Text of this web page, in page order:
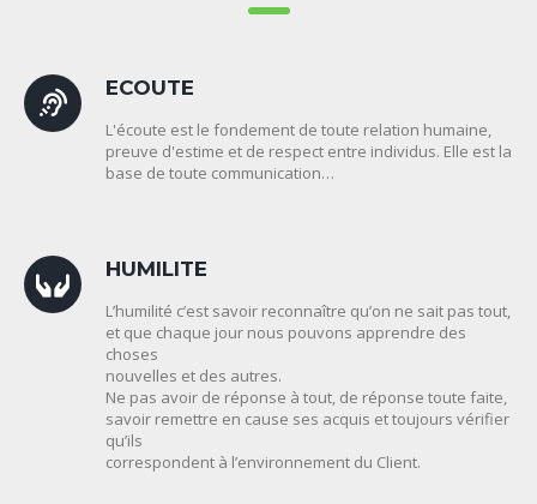
ECOUTE
L'écoute est le fondement de toute relation humaine,
preuve d'estime et de respect entre individus. Elle est la
base de toute communication…
HUMILITE
L’humilité c’est savoir reconnaître qu’on ne sait pas tout,
et que chaque jour nous pouvons apprendre des
choses
nouvelles et des autres.
Ne pas avoir de réponse à tout, de réponse toute faite,
savoir remettre en cause ses acquis et toujours vérifier
qu’ils
correspondent à l’environnement du Client.